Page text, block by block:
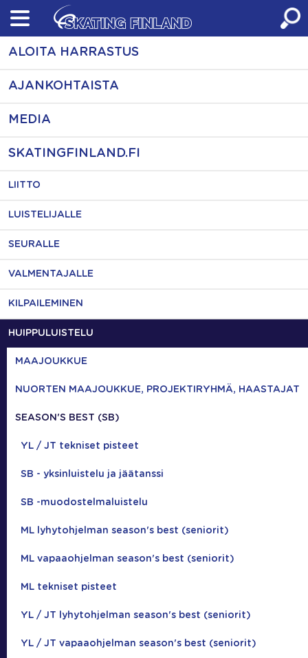
Skip
content
ALOITA HARRASTUS
AJANKOHTAISTA
MEDIA
SKATINGFINLAND.FI
LIITTO
LUISTELIJALLE
SEURALLE
VALMENTAJALLE
KILPAILEMINEN
HUIPPULUISTELU
MAAJOUKKUE
NUORTEN MAAJOUKKUE, PROJEKTIRYHMÄ, HAASTAJAT
SEASON'S BEST (SB)
YL / JT tekniset pisteet
SB - yksinluistelu ja jäätanssi
SB -muodostelmaluistelu
ML lyhytohjelman season's best (seniorit)
ML vapaaohjelman season's best (seniorit)
ML tekniset pisteet
YL / JT lyhytohjelman season's best (seniorit)
YL / JT vapaaohjelman season's best (seniorit)